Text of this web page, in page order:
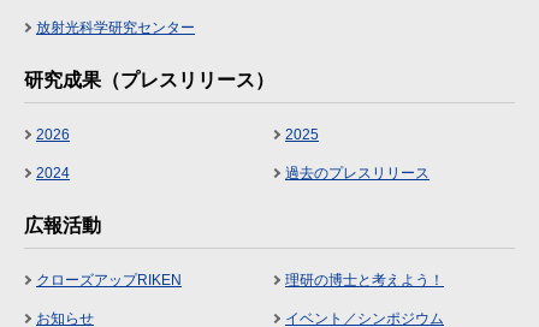
放射光科学研究センター
研究成果（プレスリリース）
2026 2025
2024 過去のプレスリリース
広報活動
クローズアップRIKEN 理研の博士と考えよう！
お知らせ イベント／シンポジウム